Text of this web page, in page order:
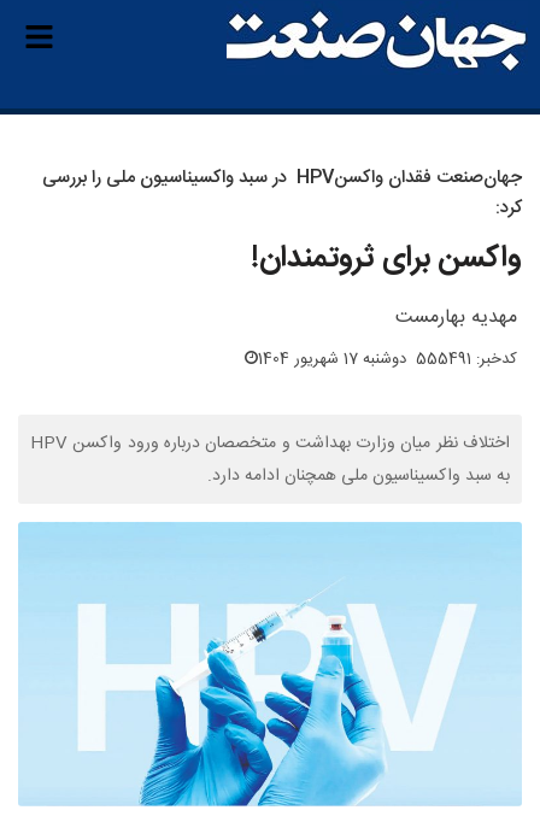
جهان‌صنعت فقدان واکسنHPV در سبد واکسیناسیون‌ ملی را بررسی
کرد:
واکسن برای ثروتمندان!
مهدیه بهارمست
کدخبر: 555491 دوشنبه 17 شهریور 1404
اختلاف نظر میان وزارت بهداشت و متخصصان درباره ورود واکسن HPV
به سبد واکسیناسیون ملی همچنان ادامه دارد.